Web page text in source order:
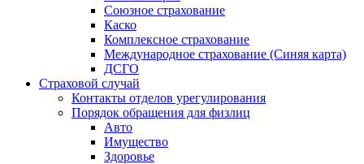
Союзное страхование
Каско
Комплексное страхование
Международное страхование (Синяя карта)
ДСГО
Страховой случай
Контакты отделов урегулирования
Порядок обращения для физлиц
Авто
Имущество
Здоровье